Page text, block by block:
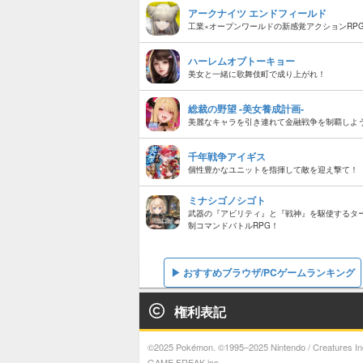
アークナイツ エンドフィールド
工業×オープンワールドの新感覚アクション
ハーレムオブトーキョー
美女と一緒に歌舞伎町で成り上がれ！
総裁の野望 -美女養成計画-
美麗なキャラを引き連れて金融戦争を制覇しよ
千年戦争アイギス
個性豊かなユニットを指揮して敵を迎え撃て！
ミナシゴノシゴト
武器の『アビリティ』と『戦神』を駆使するタ
制コマンドバトルRPG！
おすすめブラウザ/PCゲームランキング
権利表記
©2025 Pokémon. ©1995–2025 Nintendo / Creatures